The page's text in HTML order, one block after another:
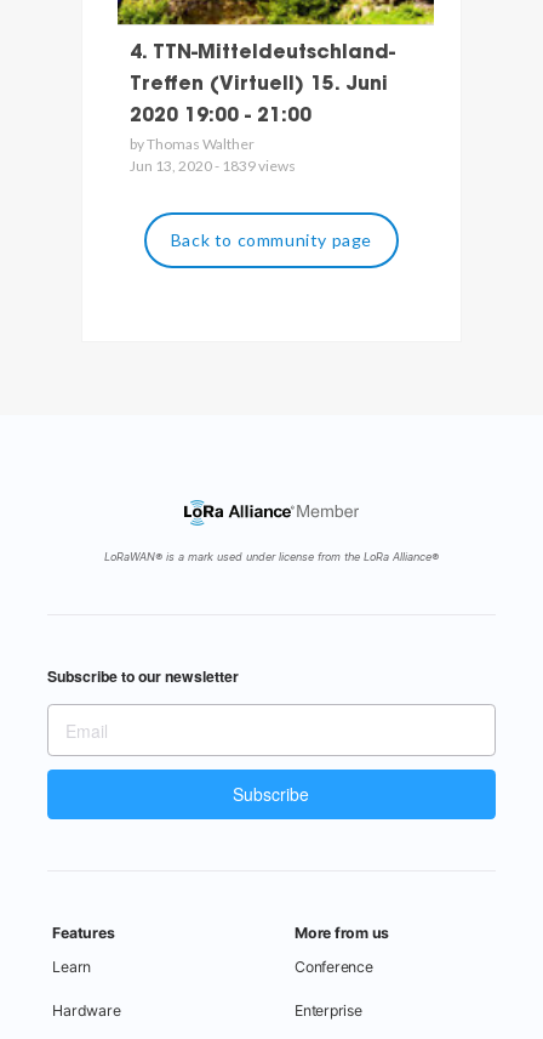
4. TTN-Mitteldeutschland-
Treffen (Virtuell) 15. Juni
2020 19:00 - 21:00
by Thomas Walther
Jun 13, 2020 - 1839 views
Back to community page